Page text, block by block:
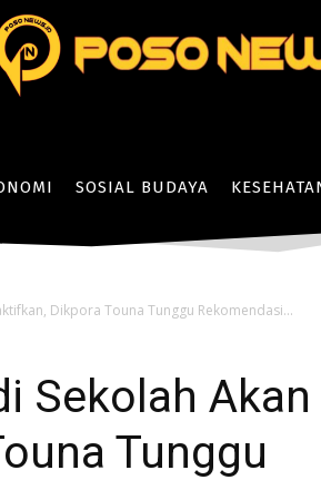
SOSIAL BUDAYA
Dikpora Touna Tunggu Rekomendasi...
Sekolah Akan
Tunggu